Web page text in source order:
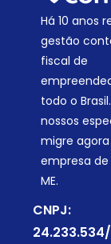
Há 10 anos
gestão
fiscal de
todo o
nossos
migre agora
empresa de
ME.
CNPJ: